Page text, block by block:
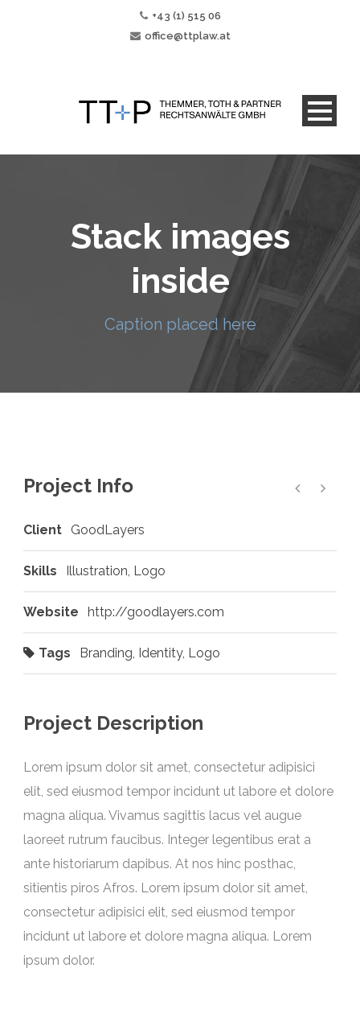
+43 (1) 515 06
office@ttplaw.at
Stack images
inside
Caption placed here
Project Info
Client GoodLayers
Skills Illustration, Logo
Website http://goodlayers.com
Tags Branding, Identity, Logo
Project Description
Lorem ipsum dolor sit amet, consectetur adipisici
elit, sed eiusmod tempor incidunt ut labore et dolore
magna aliqua. Vivamus sagittis lacus vel augue
laoreet rutrum faucibus. Integer legentibus erat a
ante historiarum dapibus. At nos hinc posthac,
sitientis piros Afros. Lorem ipsum dolor sit amet,
consectetur adipisici elit, sed eiusmod tempor
incidunt ut labore et dolore magna aliqua. Lorem
ipsum dolor.